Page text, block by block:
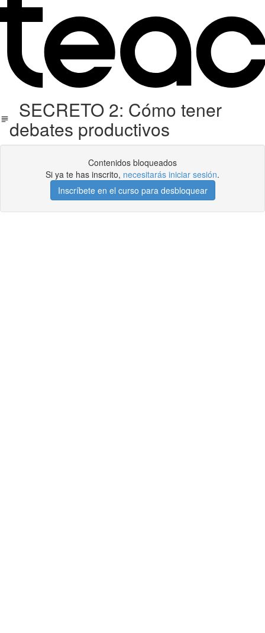
SECRETO 2: Cómo tener
debates productivos
Contenidos bloqueados
Si ya te has inscrito, necesitarás iniciar sesión.
Inscríbete en el curso para desbloquear